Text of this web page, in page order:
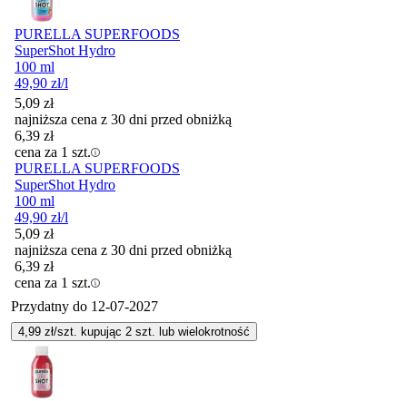
PURELLA SUPERFOODS
SuperShot Hydro
100 ml
49,90 zł/l
5,09 zł
najniższa cena z 30 dni przed obniżką
6,39 zł
cena za 1 szt.
PURELLA SUPERFOODS
SuperShot Hydro
100 ml
49,90 zł/l
5,09 zł
najniższa cena z 30 dni przed obniżką
6,39 zł
cena za 1 szt.
Przydatny do 12-07-2027
4,99 zł/szt. kupując 2 szt. lub wielokrotność